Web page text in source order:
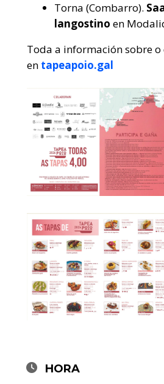
Torna (Combarro).
langostino en
Toda a información sobre o
en tapeapoio.gal
HORA